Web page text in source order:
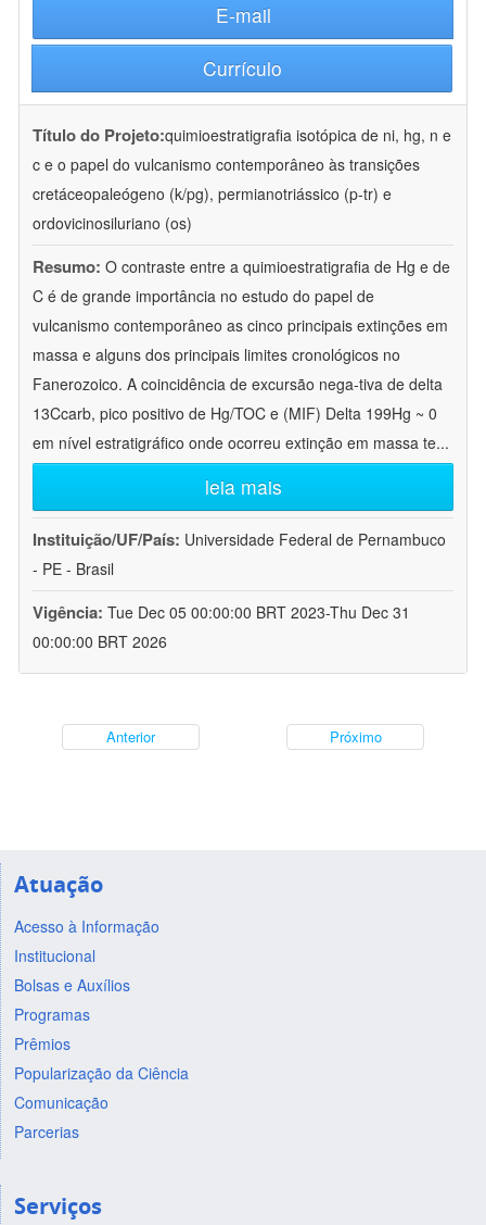
E-mail
Currículo
Título do Projeto:quimioestratigrafia isotópica de ni, hg, n e
c e o papel do vulcanismo contemporâneo às transições
cretáceopaleógeno (k/pg), permianotriássico (p-tr) e
ordovicinosiluriano (os)
Resumo: O contraste entre a quimioestratigrafia de Hg e de
C é de grande importância no estudo do papel de
vulcanismo contemporâneo as cinco principais extinções em
massa e alguns dos principais limites cronológicos no
Fanerozoico. A coincidência de excursão nega-tiva de delta
13Ccarb, pico positivo de Hg/TOC e (MIF) Delta 199Hg ~ 0
em nível estratigráfico onde ocorreu extinção em massa te...
leia mais
Instituição/UF/País: Universidade Federal de Pernambuco
- PE - Brasil
Vigência: Tue Dec 05 00:00:00 BRT 2023-Thu Dec 31
00:00:00 BRT 2026
Anterior Próximo
Atuação
Acesso à Informação
Institucional
Bolsas e Auxílios
Programas
Prêmios
Popularização da Ciência
Comunicação
Parcerias
Serviços